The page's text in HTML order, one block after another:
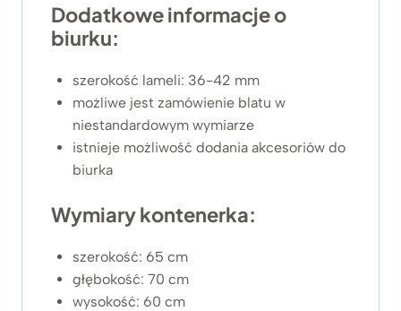
Dodatkowe informacje o
biurku:
szerokość lameli: 36-42 mm
możliwe jest zamówienie blatu w
niestandardowym wymiarze
istnieje możliwość dodania akcesoriów do
biurka
Wymiary kontenerka:
szerokość: 65 cm
głębokość: 70 cm
wysokość: 60 cm